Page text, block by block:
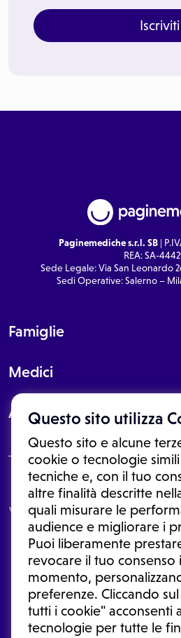
Questo sito utilizza
Questo sito e alcune
cookie o tecnologie
tecniche e, con il tuo
altre finalità descritte
quali misurare le
audience e migliorare i
Puoi liberamente
revocare il tuo consenso
momento,
preferenze. Cliccando
tutti i cookie" acconsenti
tecnologie per tutte le
Iscriviti
Paginemediche s.r.l. SB|
REA: SA-
Sede Legale: Via San Leonardo
Sedi Operative: Salerno –
Famiglie
Medici
About
Le informazioni proposte in questo sito
In nessun caso, queste informazioni
visita o una diagnosi formulata dal
le informazioni disponibili come
una diagnosi, la determinazione di un
sospensione di un farmaco senza
medicina generale o
Condizioni di utilizzo|Privacy
Ⓒ 2025 | Tutti i